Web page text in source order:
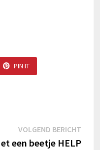
PIN IT
VOLGEND BERICHT
een beetje HELP